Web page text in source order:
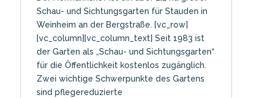
Schau- und Sichtungsgarten für Stauden in
Weinheim an der Bergstraße. [vc_row]
[vc_column][vc_column_text] Seit 1983 ist
der Garten als „Schau- und Sichtungsgarten“
für die Öffentlichkeit kostenlos zugänglich.
Zwei wichtige Schwerpunkte des Gartens
sind pflegereduzierte